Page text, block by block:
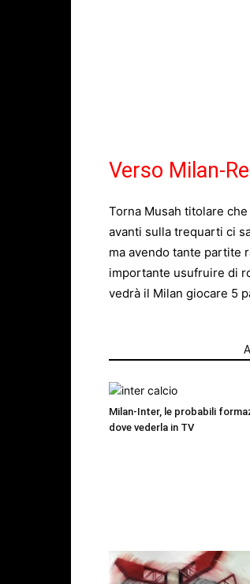
Verso Milan-
Torna Musah titolare che
avanti sulla trequarti ci
ma avendo tante partite
importante usufruire di
vedrà il Milan giocare 5
Milan-Inter, le probabili
dove vederla in TV